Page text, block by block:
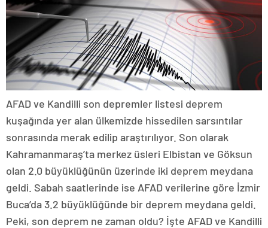
AFAD ve Kandilli son depremler listesi deprem
kuşağında yer alan ülkemizde hissedilen sarsıntılar
sonrasında merak edilip araştırılıyor. Son olarak
Kahramanmaraş’ta merkez üsleri Elbistan ve Göksun
olan 2.0 büyüklüğünün üzerinde iki deprem meydana
geldi. Sabah saatlerinde ise AFAD verilerine göre İzmir
Buca’da 3.2 büyüklüğünde bir deprem meydana geldi.
Peki, son deprem ne zaman oldu? İşte AFAD ve Kandilli